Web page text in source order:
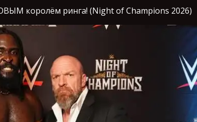
королём ринга! (Night of Champions 2026)